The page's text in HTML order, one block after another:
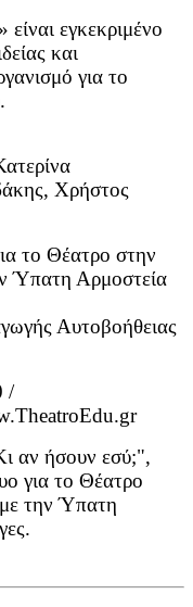
εγκεκριμένο
και
για το
Χρήστος
το Θέατρο στην
Ύπατη Αρμοστεία
Αυτοβοήθειας
/
αν ήσουν εσύ;",
για το Θέατρο
την Ύπατη